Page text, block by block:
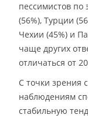
пессимистов по
(56%), Турции
Чехии (45%) и
чаще других
отличаться от
С точки зрения
наблюдениям
стабильную